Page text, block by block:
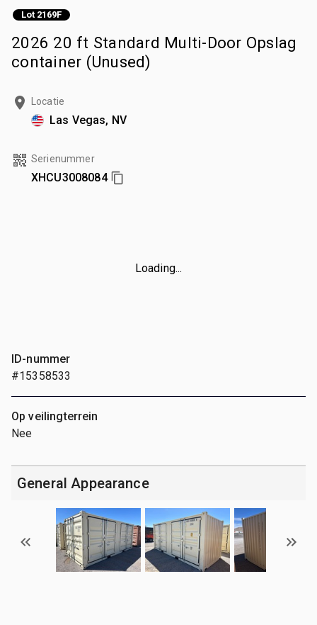
Lot 2169F
2026 20 ft Standard Multi-Door Opslag
container (Unused)
Locatie
Las Vegas, NV
Serienummer
XHCU3008084
Loading...
ID-nummer
#15358533
Op veilingterrein
Nee
General Appearance